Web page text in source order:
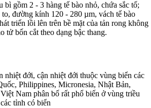
bì gồm 2 - 3 hàng tế bào nhỏ, chứa sắc tố;
đường kính 120 - 280 µm, vách tế bào
triển lồi lên trên bề mặt của tản rong không
tử bốn cắt theo dạng bậc thang.
nhiệt đới, cận nhiệt đới thuộc vùng biển các
Philippines, Micronesia, Nhật Bản,
Nam phân bố rất phổ biến ở vùng triều
tỉnh có biển